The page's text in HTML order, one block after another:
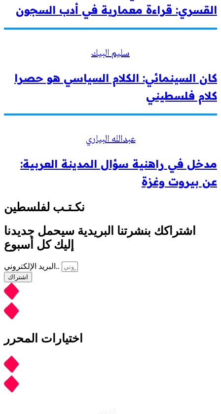
القسري: قراءة معمارية في أدب السجون
سليم البيك
كان السينمائي: الكلام السياسي هو حصرا
كلام فلسطيني
عبدالله البياري
مدخل في راهنية سؤال المدينة العربية:
عن بيروت وغزة
نكـتـب لفلسطين
اشتراكك بنشرتنا البريدية سيحمل جديدنا
إليك كل أسبوع
البريد الإلكتروني..
اشتراك
اختيارات المحرر